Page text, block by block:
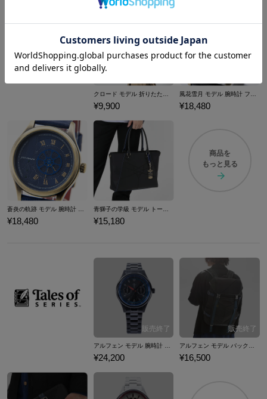
¥9,900 ¥18,480
¥18,480 ¥15,180
商品を
もっと見る
アルフェン モデル 腕時計 テイルズ オブ アライズ
¥24,200
アルフェン モデル バックパック テイルズ オブ アライズ
¥16,500